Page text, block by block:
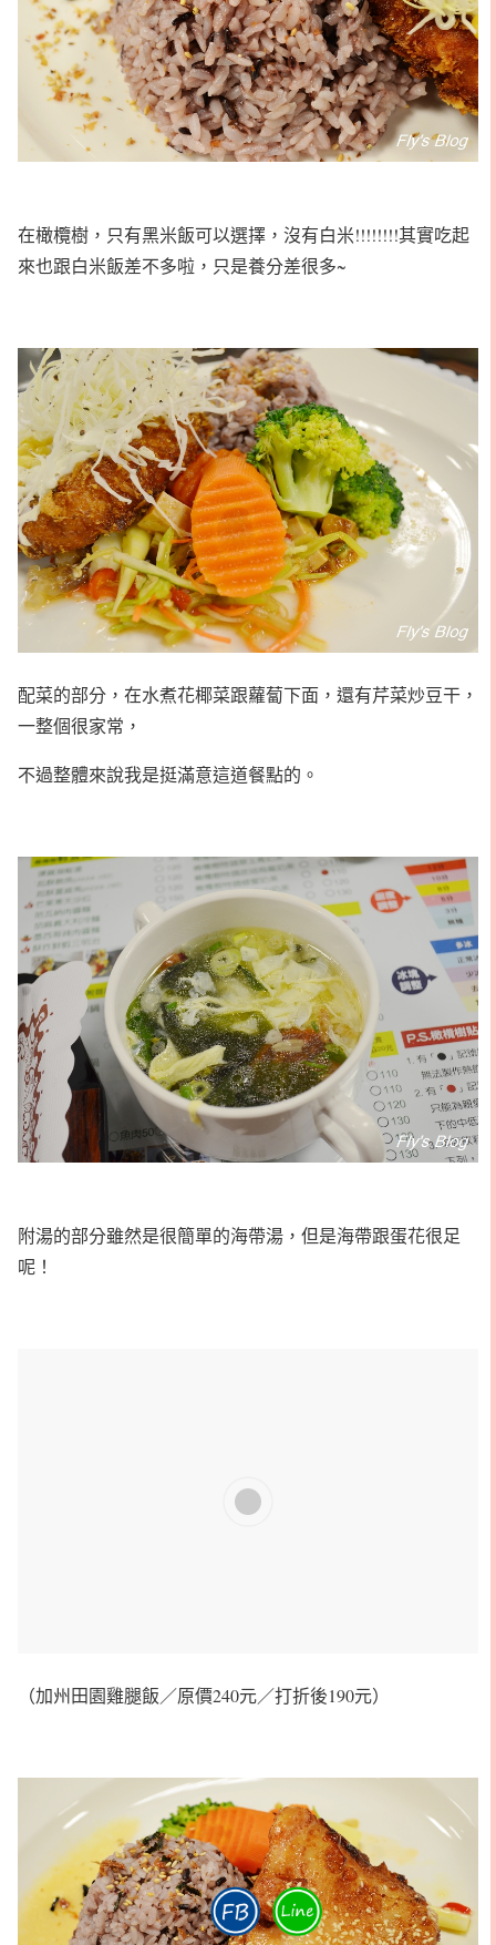
在橄欖樹，只有黑米飯可以選擇，沒有白米!!!!!!!!其實吃起
來也跟白米飯差不多啦，只是養分差很多~
配菜的部分，在水煮花椰菜跟蘿蔔下面，還有芹菜炒豆干，
一整個很家常，
不過整體來說我是挺滿意這道餐點的。
附湯的部分雖然是很簡單的海帶湯，但是海帶跟蛋花很足
呢！
（加州田園雞腿飯／原價240元／打折後190元）